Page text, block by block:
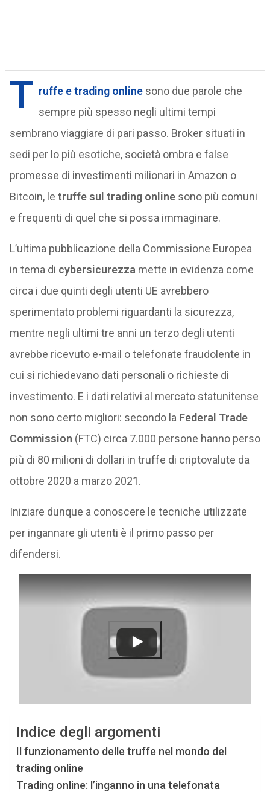
T ruffe e trading onlinesono due parole che
sempre più spesso negli ultimi tempi
sembrano viaggiare di pari passo. Broker situati in
sedi per lo più esotiche, società ombra e false
promesse di investimenti milionari in Amazon o
Bitcoin, le truffe sul trading online sono più comuni
e frequenti di quel che si possa immaginare.
L’ultima pubblicazione della Commissione Europea
in tema di cybersicurezza mette in evidenza come
circa i due quinti degli utenti UE avrebbero
sperimentato problemi riguardanti la sicurezza,
mentre negli ultimi tre anni un terzo degli utenti
avrebbe ricevuto e-mail o telefonate fraudolente in
cui si richiedevano dati personali o richieste di
investimento. E i dati relativi al mercato statunitense
non sono certo migliori: secondo la Federal Trade
Commission (FTC) circa 7.000 persone hanno perso
più di 80 milioni di dollari in truffe di criptovalute da
ottobre 2020 a marzo 2021.
Iniziare dunque a conoscere le tecniche utilizzate
per ingannare gli utenti è il primo passo per
difendersi.
Indice degli argomenti
Il funzionamento delle truffe nel mondo del
trading online
Trading online: l’inganno in una telefonata